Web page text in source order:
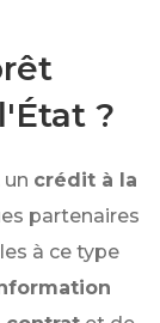
?
crédit à la
partenaires
à ce type